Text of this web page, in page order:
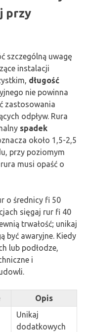
przy
szczególną uwagę
instalacji
długość
nie powinna
zastosowania
odpływ. Rura
spadek
około 1,5-2,5
przy poziomym
musi opaść o
o średnicy fi 50
sięgaj rur fi 40
trwałość; unikaj
być awaryjne. Kiedy
lub podłodze,
i
Opis
Unikaj
dodatkowych